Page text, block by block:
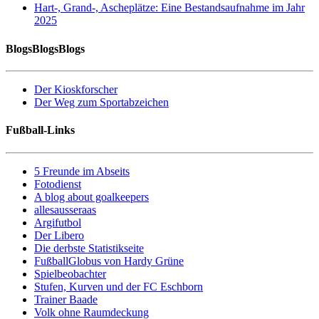
Hart-, Grand-, Ascheplätze: Eine Bestandsaufnahme im Jahr
2025
BlogsBlogsBlogs
Der Kioskforscher
Der Weg zum Sportabzeichen
Fußball-Links
5 Freunde im Abseits
Fotodienst
A blog about goalkeepers
allesausseraas
Argifutbol
Der Libero
Die derbste Statistikseite
FußballGlobus von Hardy Grüne
Spielbeobachter
Stufen, Kurven und der FC Eschborn
Trainer Baade
Volk ohne Raumdeckung